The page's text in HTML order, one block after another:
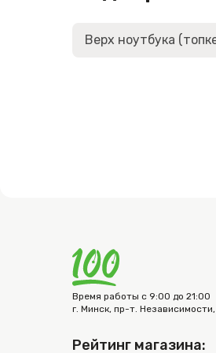
Верх ноутбука
Время работы с 9:00 до 21:00
г. Минск, пр-т.
Рейтинг магазина: